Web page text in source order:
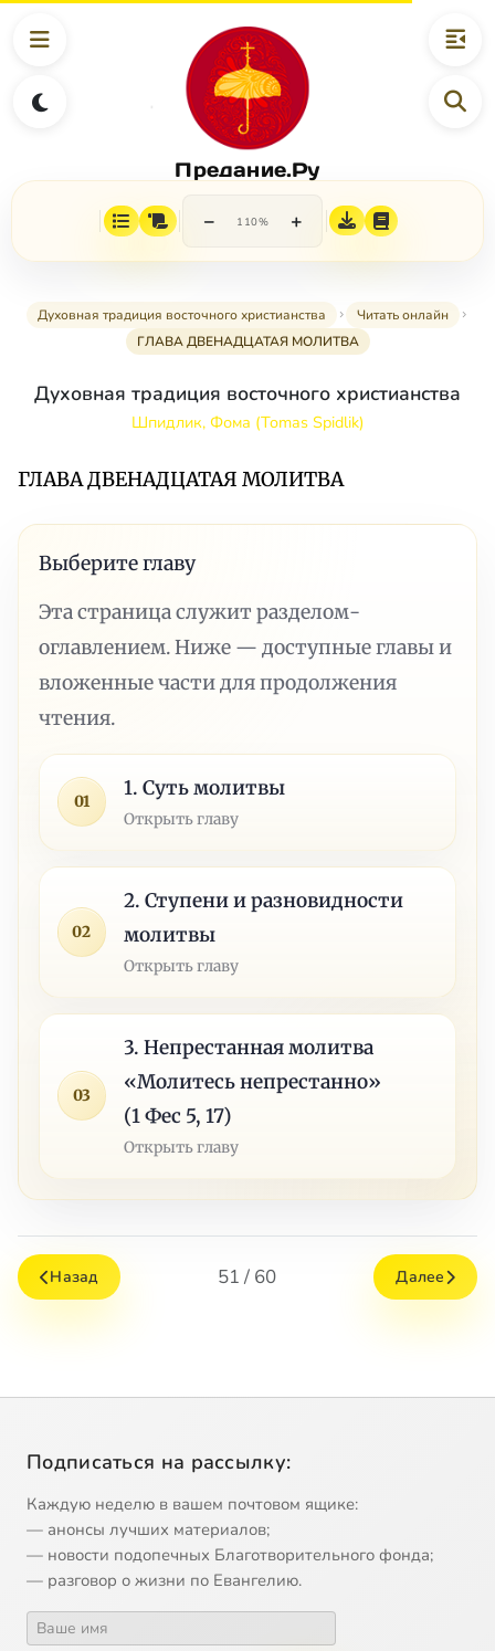
Предание.Ру
− 110% +
Духовная традиция восточного христианства
Читать онлайн
ГЛАВА ДВЕНАДЦАТАЯ МОЛИТВА
Духовная традиция восточного христианства
Шпидлик, Фома (Tomas Spidlik)
ГЛАВА ДВЕНАДЦАТАЯ МОЛИТВА
Выберите главу
Эта страница служит разделом-
оглавлением. Ниже — доступные главы и
вложенные части для продолжения
чтения.
01
1. Суть молитвы
Открыть главу
02
2. Ступени и разновидности
молитвы
Открыть главу
03
3. Непрестанная молитва
«Молитесь непрестанно»
(1 Фес 5, 17)
Открыть главу
Назад 51 / 60 Далее
Подписаться на рассылку:
Каждую неделю в вашем почтовом ящике:
— анонсы лучших материалов;
— новости подопечных Благотворительного фонда;
— разговор о жизни по Евангелию.